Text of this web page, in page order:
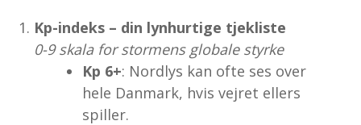
Kp-indeks – din lynhurtige tjekliste
0-9 skala for stormens globale styrke
Kp 6+: Nordlys kan ofte ses over
hele Danmark, hvis vejret ellers
spiller.